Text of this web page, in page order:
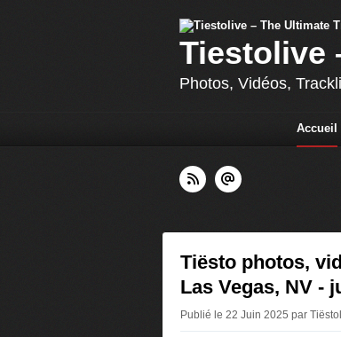
Tiestolive
Photos, Vidéos,
Accueil
Tiësto photos,
Las Vegas, NV -
Publié le 22 Juin 2025 par